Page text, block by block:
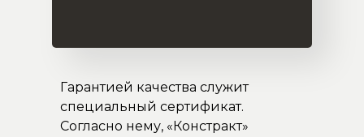
Гарантией качества служит
специальный сертификат.
Согласно нему, «Констракт»